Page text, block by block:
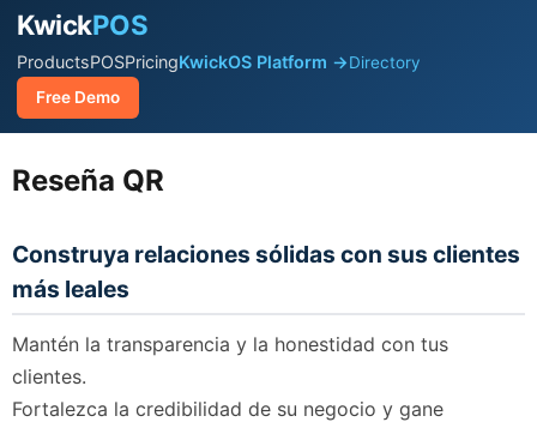
KwickPOS
ProductsPOSPricingKwickOS Platform →Directory
Free Demo
Reseña QR
Construya relaciones sólidas con sus clientes
más leales
Mantén la transparencia y la honestidad con tus
clientes.
Fortalezca la credibilidad de su negocio y gane